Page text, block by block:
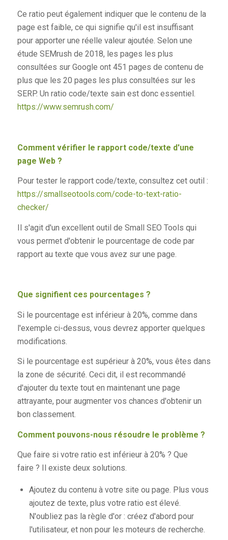
Ce ratio peut également indiquer que le contenu de la
page est faible, ce qui signifie qu'il est insuffisant
pour apporter une réelle valeur ajoutée. Selon une
étude SEMrush de 2018, les pages les plus
consultées sur Google ont 451 pages de contenu de
plus que les 20 pages les plus consultées sur les
SERP. Un ratio code/texte sain est donc essentiel.
https://www.semrush.com/
Comment vérifier le rapport code/texte d'une
page Web ?
Pour tester le rapport code/texte, consultez cet outil :
https://smallseotools.com/code-to-text-ratio-
checker/
Il s'agit d'un excellent outil de Small SEO Tools qui
vous permet d'obtenir le pourcentage de code par
rapport au texte que vous avez sur une page.
Que signifient ces pourcentages ?
Si le pourcentage est inférieur à 20%, comme dans
l'exemple ci-dessus, vous devrez apporter quelques
modifications.
Si le pourcentage est supérieur à 20%, vous êtes dans
la zone de sécurité. Ceci dit, il est recommandé
d'ajouter du texte tout en maintenant une page
attrayante, pour augmenter vos chances d'obtenir un
bon classement.
Comment pouvons-nous résoudre le problème ?
Que faire si votre ratio est inférieur à 20% ? Que
faire ? Il existe deux solutions.
Ajoutez du contenu à votre site ou page. Plus vous
ajoutez de texte, plus votre ratio est élevé.
N'oubliez pas la règle d'or : créez d'abord pour
l'utilisateur, et non pour les moteurs de recherche.